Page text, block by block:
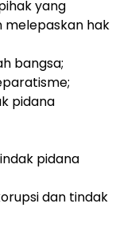
yang
hak
bangsa;
pidana
pidana
dan tindak